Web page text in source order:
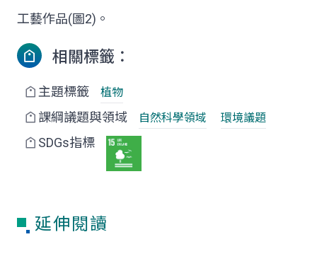
工藝作品(圖2)。
相關標籤：
主題標籤 植物
課綱議題與領域 自然科學領域 環境議題
SDGs指標
延伸閱讀